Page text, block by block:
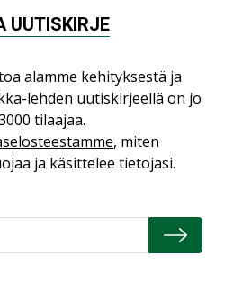
– uusin teknologia
säästää euroja
on vailla toimivaa
EPD-dokumenteista
UUTISKIRJE
alamme kehityksestä ja
lehden uutiskirjeellä on jo
tilaajaa.
, miten
ja käsittelee tietojasi.